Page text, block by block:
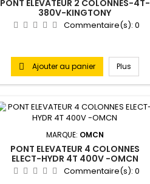
PONT ELEVATEUR 2 COLONNES-4T-
380V-KINGTONY
Commentaire(s):0
 Ajouter au panier Plus
MARQUE: OMCN
PONT ELEVATEUR 4 COLONNES
ELECT-HYDR 4T 400V -OMCN
Commentaire(s):0